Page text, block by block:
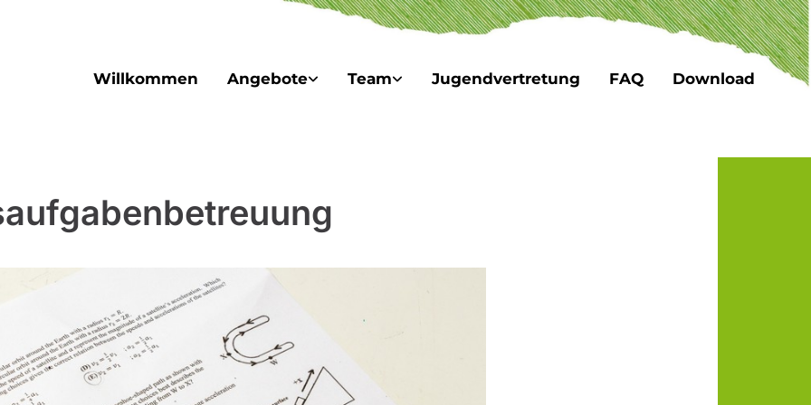
Willkommen Angebote Team Jugendvertretung FAQ Download